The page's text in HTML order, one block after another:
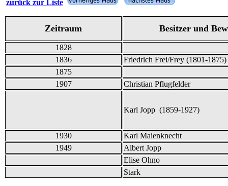
zurück zur Liste
Zeitraum Besitzer und
1828
1836
Friedrich Frei/Frey (1801-1875)
1875
1907
Christian Pflugfelder
Karl Jopp (1859-1927)
1930
Karl Maienknecht
1949
Albert Jopp
Elise Ohno
Stark